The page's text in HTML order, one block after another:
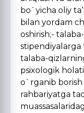
bo`yicha oliy
bilan yordam
oshirish;-
stipendiyalarga
talaba-
psixologik
o`rganib borish
rahbariyatga